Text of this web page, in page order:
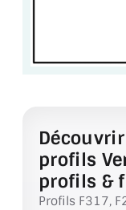
LES
FIXATION
SYSTÈMES
profils
profils &
Profils F317,